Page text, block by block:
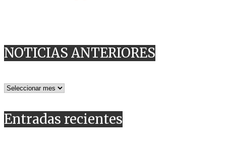
NOTICIAS ANTERIORES
NOTICIAS
Entradas recientes